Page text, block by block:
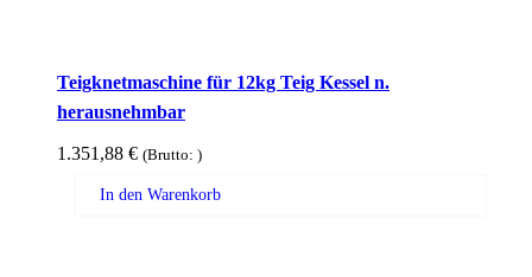
Teigknetmaschine für 12kg Teig Kessel n.
herausnehmbar
1.351,88 € (Brutto: )
In den Warenkorb